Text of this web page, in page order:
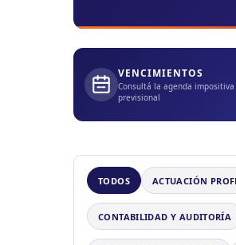
VENCIMIENTOS
Consultá la agenda impositiva
previsional
TODOS ACTUACIÓN
CONTABILIDAD Y AUDITORÍA